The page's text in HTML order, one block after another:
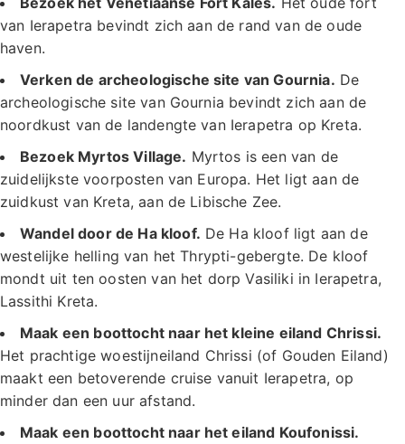
van Ierapetra bevindt zich aan de rand van de oude
haven.
Verken de archeologische site van Gournia. De
archeologische site van Gournia bevindt zich aan de
noordkust van de landengte van Ierapetra op Kreta.
Bezoek Myrtos Village. Myrtos is een van de
zuidelijkste voorposten van Europa. Het ligt aan de
zuidkust van Kreta, aan de Libische Zee.
Wandel door de Ha kloof. De Ha kloof ligt aan de
westelijke helling van het Thrypti-gebergte. De kloof
mondt uit ten oosten van het dorp Vasiliki in Ierapetra,
Lassithi Kreta.
Maak een boottocht naar het kleine eiland Chrissi.
Het prachtige woestijneiland Chrissi (of Gouden Eiland)
maakt een betoverende cruise vanuit Ierapetra, op
minder dan een uur afstand.
Maak een boottocht naar het eiland Koufonissi.